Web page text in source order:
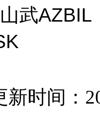
武
新时间：